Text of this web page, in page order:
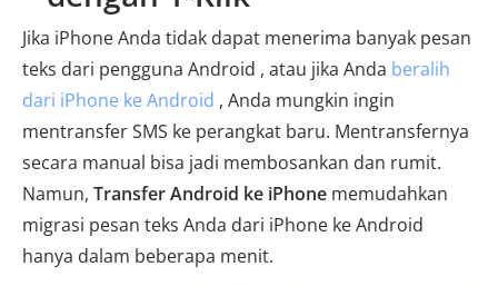
Jika iPhone Anda tidak dapat menerima banyak pesan
teks dari pengguna Android , atau jika Anda beralih
dari iPhone ke Android , Anda mungkin ingin
mentransfer SMS ke perangkat baru. Mentransfernya
secara manual bisa jadi membosankan dan rumit.
Namun, Transfer Android ke iPhone memudahkan
migrasi pesan teks Anda dari iPhone ke Android
hanya dalam beberapa menit.